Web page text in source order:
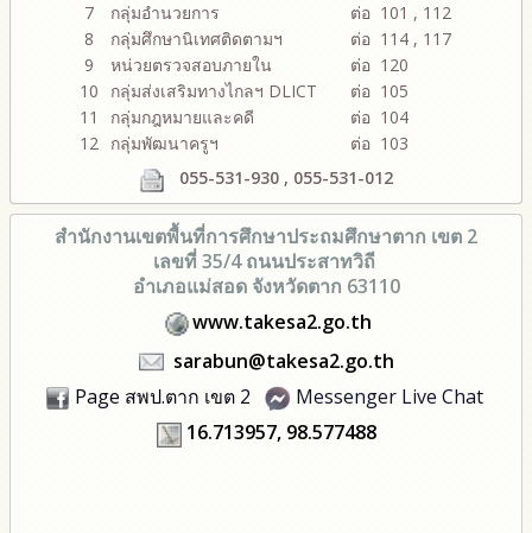
7
กลุ่มอำนวยการ
ต่อ 101 , 112
8
กลุ่มศึกษานิเทศติดตามฯ
ต่อ 114 , 117
9
หน่วยตรวจสอบภายใน
ต่อ 120
10
กลุ่มส่งเสริมทางไกลฯ DLICT
ต่อ 105
11
กลุ่มกฎหมายและคดี
ต่อ 104
12 กลุ่มพัฒนาครูฯ
ต่อ 103
055-531-930 , 055-531-012
สำนักงานเขตพื้นที่การศึกษาประถมศึกษาตาก เขต 2
เลขที่ 35/4 ถนนประสาทวิถี
อำเภอแม่สอด จังหวัดตาก 63110
www.takesa2.go.th
sarabun@takesa2.go.th
Page สพป.ตาก เขต 2
Messenger Live Chat
16.713957, 98.577488